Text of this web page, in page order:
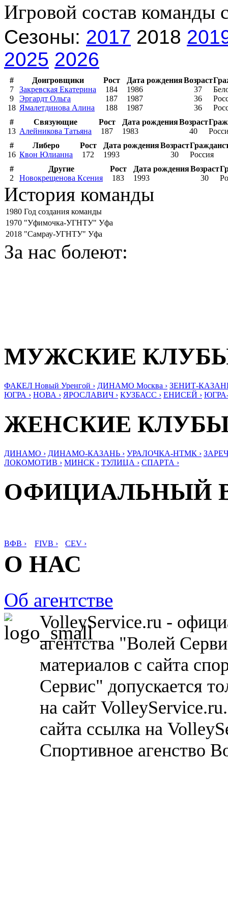
Игровой состав команды
Сезоны: 2017 2018
2025 2026
# Доигровщики Рост Дата рожденияВозраст
7
Закревская Екатерина 184 1986 37
9
Эргардт Ольга 187 1987 36
18 Ямалетдинова Алина 188 1987 36
#
Связующие Рост Дата рожденияВозраст
13 Алейникова Татьяна 187 1983 40
#
Либеро Рост Дата рожденияВозраст
16 Квон Юлианна 172 1993 30
Россия
#
Другие Рост Дата рожденияВозраст
2
Новокрещенова Ксения 183 1993 30
История команды
1980 Год создания команды
1970 "Уфимочка-УГНТУ" Уфа
2018 "Самрау-УГНТУ" Уфа
За нас болеют:
МУЖСКИЕ
ФАКЕЛ Новый Уренгой › ДИНАМО Москва › ЗЕНИТ-
ЮГРА › НОВА › ЯРОСЛАВИЧ › КУЗБАСС › ЕНИСЕЙ ›
ЖЕНСКИЕ
ДИНАМО › ДИНАМО-КАЗАНЬ › УРАЛОЧКА-НТМК ›
ЛОКОМОТИВ › МИНСК › ТУЛИЦА › СПАРТА ›
ОФИЦИАЛЬНЫЙ
ВФВ › FIVB › CEV ›
О НАС
Об агентстве
VolleyService.ru -
агентства "Волей
материалов с сайта
Сервис" допускается
на сайт
сайта ссылка на
Спортивное агенство